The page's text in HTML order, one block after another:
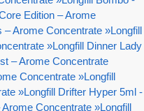
Edition – Arome
– Arome Concentrate »Longfill
»Longfill Dinner Lady
– Arome Concentrate
Concentrate »Longfill
»Longfill Drifter Hyper 5ml -
Concentrate »Longfill